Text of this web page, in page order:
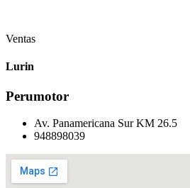
Ventas
Lurin
Perumotor
Av. Panamericana Sur KM 26.5
948898039